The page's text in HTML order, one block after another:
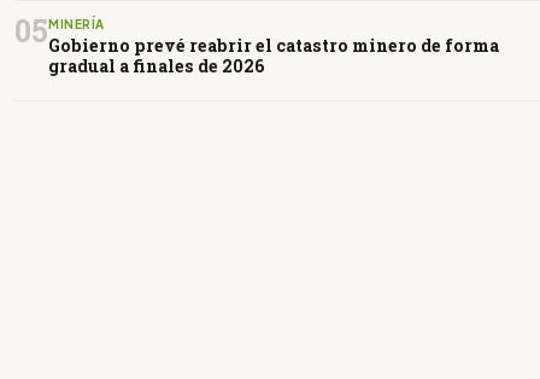
05 MINERÍA
Gobierno prevé reabrir el catastro minero de forma
gradual a finales de 2026